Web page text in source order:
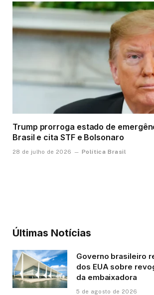
Trump prorroga estado de
Brasil e cita STF e Bolsonaro
28 de julho de 2026 Política Brasil
Últimas Notícias
Governo brasileiro
dos EUA sobre
da embaixadora
5 de agosto de 2026